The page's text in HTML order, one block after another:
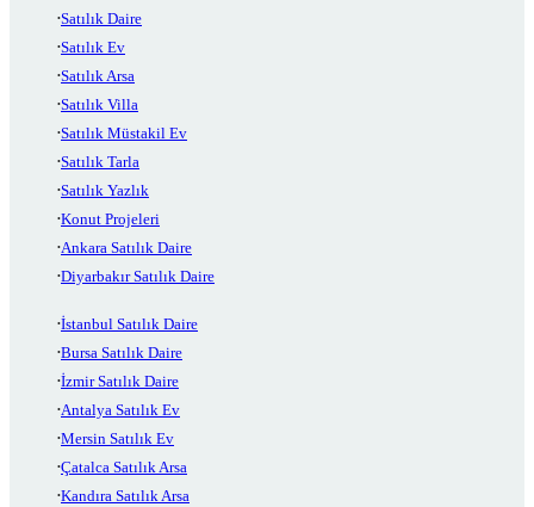
Satılık Daire
Satılık Ev
Satılık Arsa
Satılık Villa
Satılık Müstakil Ev
Satılık Tarla
Satılık Yazlık
Konut Projeleri
Ankara Satılık Daire
Diyarbakır Satılık Daire
İstanbul Satılık Daire
Bursa Satılık Daire
İzmir Satılık Daire
Antalya Satılık Ev
Mersin Satılık Ev
Çatalca Satılık Arsa
Kandıra Satılık Arsa